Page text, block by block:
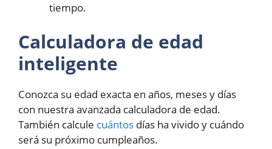
tiempo.
Calculadora de edad
inteligente
Conozca su edad exacta en años, meses y días
con nuestra avanzada calculadora de edad.
También calcule cuántos días ha vivido y cuándo
será su próximo cumpleaños.